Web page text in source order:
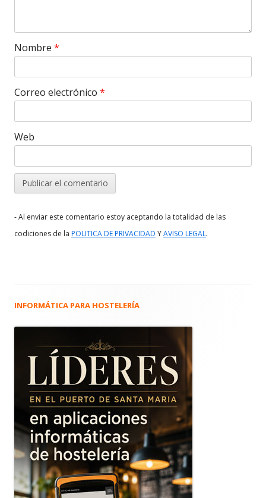
Nombre *
Correo electrónico *
Web
- Al enviar este comentario estoy aceptando la totalidad de las
codiciones de la POLITICA DE PRIVACIDAD YAVISO LEGAL.
Barra
principal
INFORMÁTICA PARA HOSTELERÍA